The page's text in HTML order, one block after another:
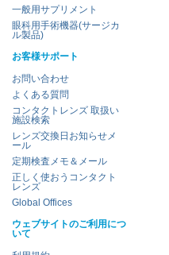
一般用サプリメント
眼科用手術機器(サージカ
ル製品)
お客様サポート
お問い合わせ
よくある質問
コンタクトレンズ 取扱い
施設検索
レンズ交換日お知らせメ
ール
定期検査メモ＆メール
正しく使おうコンタクト
レンズ
Global Offices
ウェブサイトのご利用につ
いて